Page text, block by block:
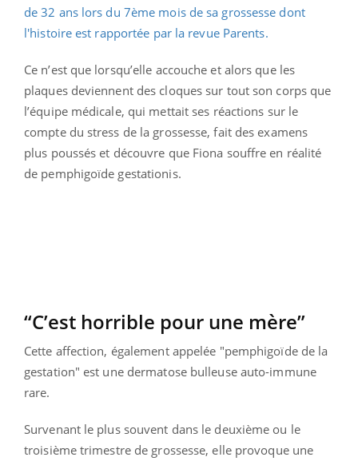
de 32 ans lors du 7ème mois de sa grossesse dont
l'histoire est rapportée par la revue Parents.
Ce n’est que lorsqu’elle accouche et alors que les
plaques deviennent des cloques sur tout son corps que
l’équipe médicale, qui mettait ses réactions sur le
compte du stress de la grossesse, fait des examens
plus poussés et découvre que Fiona souffre en réalité
de pemphigoïde gestationis.
“C’est horrible pour une mère”
Cette affection, également appelée "pemphigoïde de la
gestation" est une dermatose bulleuse auto-immune
rare.
Survenant le plus souvent dans le deuxième ou le
troisième trimestre de grossesse, elle provoque une